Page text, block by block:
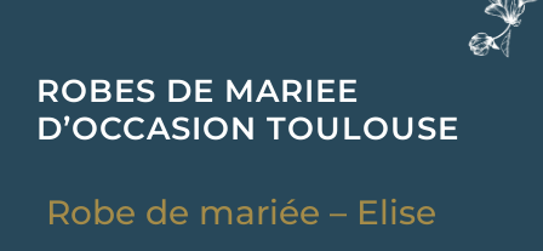
ROBES DE MARIEE
D’OCCASION TOULOUSE
Robe de mariée – Elise